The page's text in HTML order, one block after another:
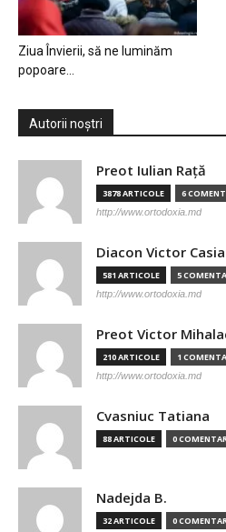
Ziua Învierii, să ne luminăm
popoare…
Autorii noștri
Preot Iulian Raţă
3878 ARTICOLE 6
http://www.ortodoxia.md
Diacon Victor
581 ARTICOLE 5
http://www.ortodoxia.md
Preot Victor
210 ARTICOLE 1
http://www.ortodoxia.md
Cvasniuc Tatiana
88 ARTICOLE 0
Nadejda B.
32 ARTICOLE 0